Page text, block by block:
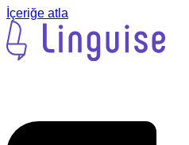
İçeriğe atla